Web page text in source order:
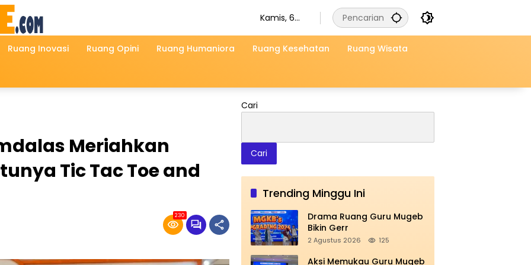
Kamis, 6
Ruang Inovasi Ruang Opini Ruang Humaniora Ruang Kesehatan Ruang Wisata
Meriahkan
Tic Tac Toe and
230
Cari
Cari
Trending Minggu Ini
Drama Ruang Guru Mugeb
Bikin Gerr
2 Agustus 2026 125
Aksi Memukau Guru Mugeb